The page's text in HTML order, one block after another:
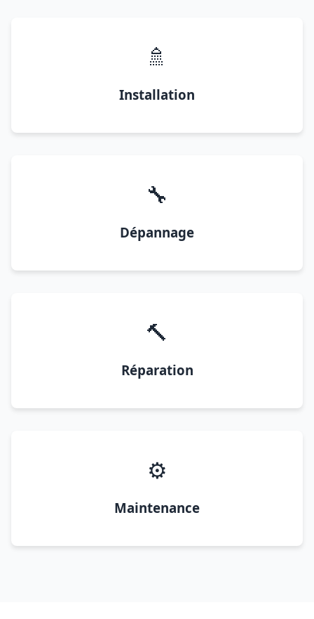
🚿
Installation
🔧
Dépannage
🔨
Réparation
⚙️
Maintenance